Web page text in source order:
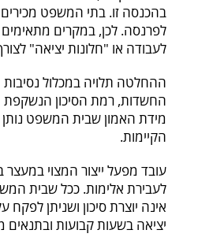
בהכנסה זו. בתי המשפט
לפרנסה. לכן, במקרים מתאימים
לעבודה או "חלונות יציאה"
ההחלטה תלויה במכלול
החשדות, רמת הסיכון הנשקפת
מידת האמון שבית המשפט נותן
הקיימות.
עובד מפעל ייצור המצוי
לעבירת אלימות. ככל שבית
אינה יוצרת סיכון ושניתן לפקח
יציאה בשעות קבועות ובתנאים